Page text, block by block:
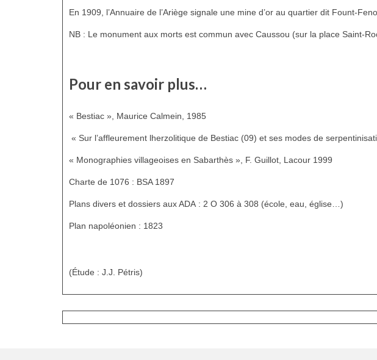
En 1909, l’Annuaire de l’Ariège signale une mine d’or au quartier dit Fount-
NB : Le monument aux morts est commun avec Caussou (sur la place Saint-
Pour en savoir plus…
« Bestiac », Maurice Calmein, 1985
« Sur l’affleurement lherzolitique de Bestiac (09) et ses modes de
« Monographies villageoises en Sabarthès », F. Guillot, Lacour 1999
Charte de 1076 : BSA 1897
Plans divers et dossiers aux ADA : 2 O 306 à 308 (école, eau, église…)
Plan napoléonien : 1823
(Étude : J.J. Pétris)